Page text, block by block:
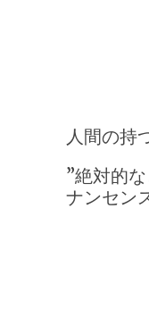
人間の持
”絶対的
ナンセン